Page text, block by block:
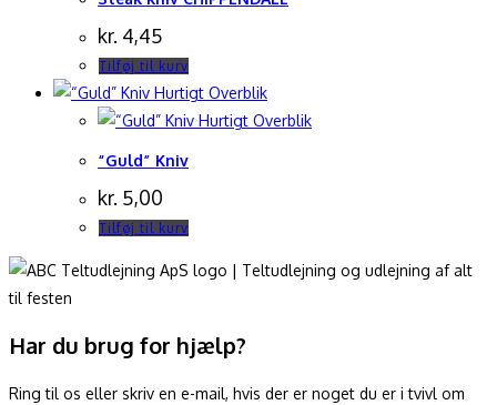
kr. 4,45
Tilføj til kurv
Hurtigt Overblik
Hurtigt Overblik
“Guld” Kniv
kr. 5,00
Tilføj til kurv
Har du brug for hjælp?
Ring til os eller skriv en e-mail, hvis der er noget du er i tvivl om